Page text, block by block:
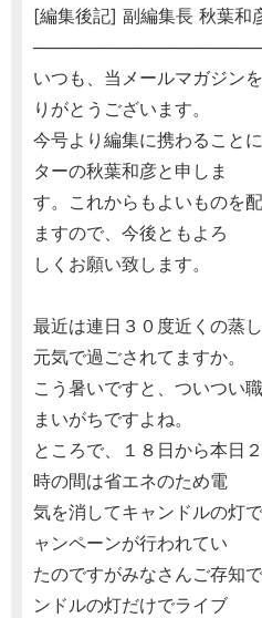
[編集後記] 副編集長 秋葉和
いつも、当メールマガジン
りがとうございます。
今号より編集に携わること
ターの秋葉和彦と申しま
す。これからもよいものを
ますので、今後ともよろ
しくお願い致します。
最近は連日３０度近くの蒸
元気で過ごされてますか。
こう暑いですと、ついつい
まいがちですよね。
ところで、１８日から本日
時の間は省エネのため電
気を消してキャンドルの灯
ャンペーンが行われてい
たのですがみなさんご存知
ンドルの灯だけでライブ